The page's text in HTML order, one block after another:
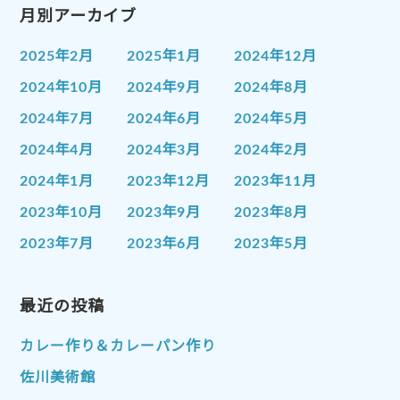
月別アーカイブ
2025年2月 2025年1月 2024年12月
2024年10月 2024年9月 2024年8月
2024年7月 2024年6月 2024年5月
2024年4月 2024年3月 2024年2月
2024年1月 2023年12月 2023年11月
2023年10月 2023年9月 2023年8月
2023年7月 2023年6月 2023年5月
2023年1月
2022年10月 2022年9月
2022年7月
最近の投稿
カレー作り＆カレーパン作り
佐川美術館